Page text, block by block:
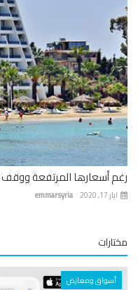
أسعارها المرتفعة ووقف
emmarsyria
أسواق ومعارض